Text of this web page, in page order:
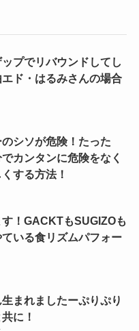
プでリバウンドしてし
エド・はるみさんの場合
シソが危険！たった
でカンタンに危険をなく
する方法！
！GACKTもSUGIZOも
いる食リズムパフォー
まれましたーぷりぷり
に！